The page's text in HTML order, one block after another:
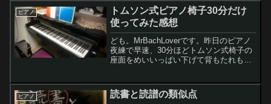
間/日ってところでしょうか。さて、今回
は大...
ピアノ
トムソン式ピアノ椅子30分だけ
使ってみた感想
ども。MrBachLoverです。昨日のピアノ
夜練で早速、30分ほどトムソン式椅子の
座面をめいいっぱい下げて背もたれも使
ちゃんピアノ椅子の高さはある程度高く
ないとカラダ...
ピアノ 読書と読譜の類似点